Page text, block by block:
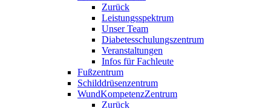
Zurück
Leistungsspektrum
Unser Team
Diabetesschulungszentrum
Veranstaltungen
Infos für Fachleute
Fußzentrum
Schilddrüsenzentrum
WundKompetenzZentrum
Zurück